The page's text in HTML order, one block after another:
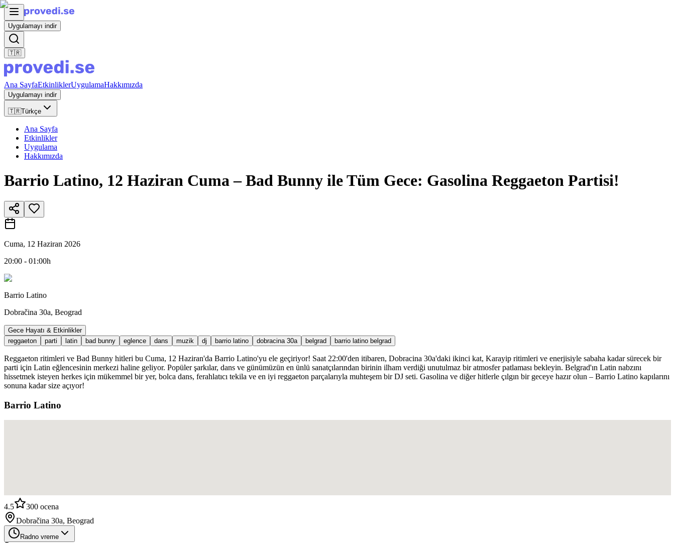
Uygulamayı indir
🇹🇷
Ana SayfaEtkinliklerUygulamaHakkımızda
Uygulamayı indir
🇹🇷Türkçe
Ana Sayfa
Etkinlikler
Uygulama
Hakkımızda
Barrio Latino, 12 Haziran Cuma – Bad Bunny ile Tüm Gece: Gasolina Reggaeton Partisi!
Cuma, 12 Haziran 2026
20:00 - 01:00h
Barrio Latino
Dobračina 30a, Beograd
Gece Hayatı & Etkinlikler
reggaeton
parti latin bad bunny eglence dans muzik dj barrio latino dobracina 30a belgrad barrio latino belgrad
Reggaeton ritimleri ve Bad Bunny hitleri bu Cuma, 12 Haziran'da Barrio Latino'yu ele geçiriyor! Saat 22:00'den itibaren, Dobracina 30a'daki ikinci kat, Karayip ritimleri ve enerjisiyle sabaha kadar sürecek bir
parti için Latin eğlencesinin merkezi haline geliyor. Popüler şarkılar, dans ve günümüzün en ünlü sanatçılarından birinin ilham verdiği unutulmaz bir atmosfer patlaması bekleyin. Belgrad'ın Latin nabzını
hissetmek isteyen herkes için mükemmel bir yer, bolca dans, ferahlatıcı tekila ve en iyi reggaeton parçalarıyla muhteşem bir DJ seti. Gasolina ve diğer hitlerle çılgın bir geceye hazır olun – Barrio Latino kapılarını
sonuna kadar size açıyor!
Barrio Latino
4.5 300 ocena
Dobračina 30a, Beograd
Radno vreme